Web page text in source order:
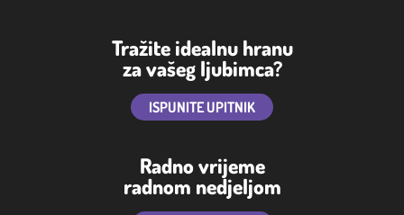
Tražite idealnu hranu
za vašeg ljubimca?
ISPUNITE UPITNIK
Radno vrijeme
radnom nedjeljom